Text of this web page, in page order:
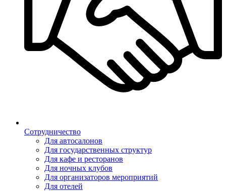
Сотрудничество
Для автосалонов
Для государственных структур
Для кафе и ресторанов
Для ночных клубов
Для организаторов мероприятий
Для отелей